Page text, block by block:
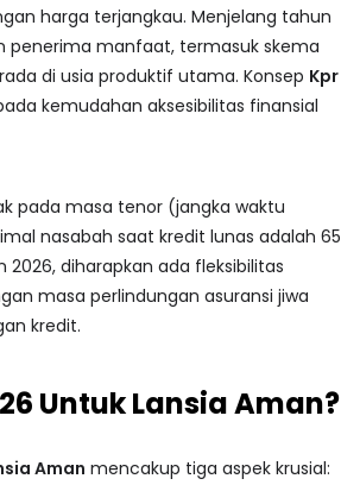
harga terjangkau. Menjelang tahun
penerima manfaat, termasuk skema
di usia produktif utama. Konsep Kpr
kemudahan aksesibilitas finansial
pada masa tenor (jangka waktu
nasabah saat kredit lunas adalah 65
diharapkan ada fleksibilitas
masa perlindungan asuransi jiwa
kredit.
Untuk Lansia Aman?
Aman mencakup tiga aspek krusial: